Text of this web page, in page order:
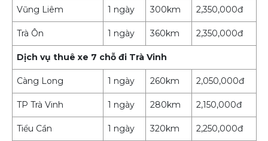
Vũng Liêm 1 ngày 300km 2,350,000đ
Trà Ôn 1 ngày 360km 2,350,000đ
Dịch vụ thuê xe 7 chỗ đi Trà Vinh
Càng Long 1 ngày 260km 2,050,000đ
TP Trà Vinh 1 ngày 280km 2,150,000đ
Tiểu Cần 1 ngày 320km 2,250,000đ